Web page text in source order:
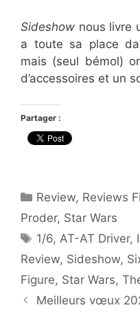
Sideshow nous livre
a toute sa place
mais (seul bémol)
d’accessoires et un
Partager :
Catégories
Review, Reviews
Proder, Star Wars
Étiquettes
1/6,AT-AT Driver,
Review, Sideshow,
Figure, Star Wars,
Meilleurs vœux